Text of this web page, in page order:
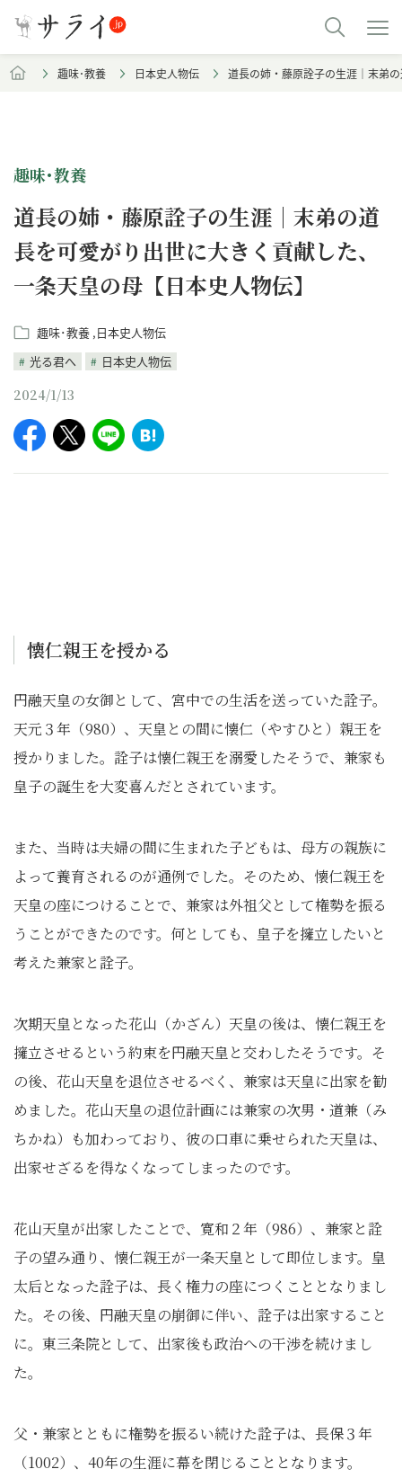
趣味･教養 日本史人物伝 道長の姉・藤原詮子の生涯｜末弟
趣味･教養
道長の姉・藤原詮子の生涯｜末弟の道
長を可愛がり出世に大きく貢献した、
一条天皇の母【日本史人物伝】
趣味･教養 日本史人物伝
光る君へ
日本史人物伝
2024/1/13
懐仁親王を授かる
円融天皇の女御として、宮中での生活を送っていた詮子。
天元３年（980）、天皇との間に懐仁（やすひと）親王を
授かりました。詮子は懐仁親王を溺愛したそうで、兼家も
皇子の誕生を大変喜んだとされています。
また、当時は夫婦の間に生まれた子どもは、母方の親族に
よって養育されるのが通例でした。そのため、懐仁親王を
天皇の座につけることで、兼家は外祖父として権勢を振る
うことができたのです。何としても、皇子を擁立したいと
考えた兼家と詮子。
次期天皇となった花山（かざん）天皇の後は、懐仁親王を
擁立させるという約束を円融天皇と交わしたそうです。そ
の後、花山天皇を退位させるべく、兼家は天皇に出家を勧
めました。花山天皇の退位計画には兼家の次男・道兼（み
ちかね）も加わっており、彼の口車に乗せられた天皇は、
出家せざるを得なくなってしまったのです。
花山天皇が出家したことで、寛和２年（986）、兼家と詮
子の望み通り、懐仁親王が一条天皇として即位します。皇
太后となった詮子は、長く権力の座につくこととなりまし
た。その後、円融天皇の崩御に伴い、詮子は出家すること
に。東三条院として、出家後も政治への干渉を続けまし
た。
父・兼家とともに権勢を振るい続けた詮子は、長保３年
（1002）、40年の生涯に幕を閉じることとなります。